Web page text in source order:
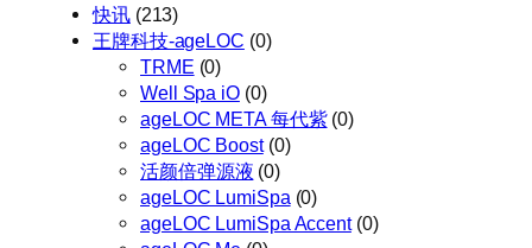
快讯(213)
王牌科技-ageLOC (0)
TRME (0)
Well Spa iO(0)
ageLOC META 每代紫(0)
ageLOC Boost(0)
活颜倍弹源液 (0)
ageLOC LumiSpa (0)
ageLOC LumiSpa Accent(0)